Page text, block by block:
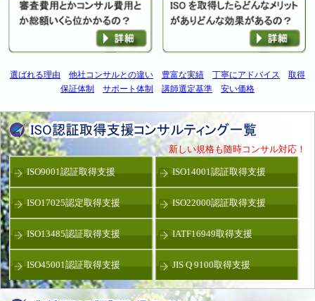
選ばれる理由 他社コンサルとの違い 豊富な実績 丁寧にアドバイス
取得
保証体制
サポート体制 講師選定基準 安い価格
新しい規格も随時コンサル対応！
ISO9001認証取得支援 ISO14001認証取得支援
ISO17025認定取得支援 ISO22000認証取得支援
ISO13485認証取得支援 IATF16949取得支援
ISO45001認証取得支援 JIS Q 9100取得支援